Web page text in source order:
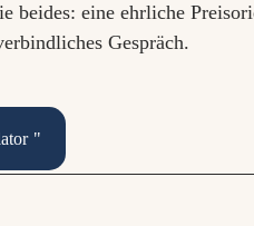
beides: eine ehrliche
Gespräch.